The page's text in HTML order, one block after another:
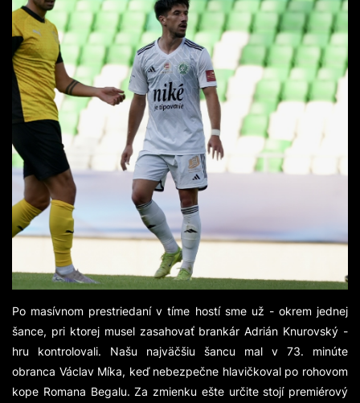
Po masívnom prestriedaní v tíme hostí sme už - okrem jednej
šance, pri ktorej musel zasahovať brankár Adrián Knurovský -
hru kontrolovali. Našu najväčšiu šancu mal v 73. minúte
obranca Václav Míka, keď nebezpečne hlavičkoval po rohovom
kope Romana Begalu. Za zmienku ešte určite stojí premiérový